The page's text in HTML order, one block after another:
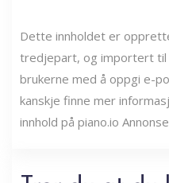
Dette innholdet er
tredjepart, og importert til
brukerne med å oppgi e-
kanskje finne mer
innhold på piano.io